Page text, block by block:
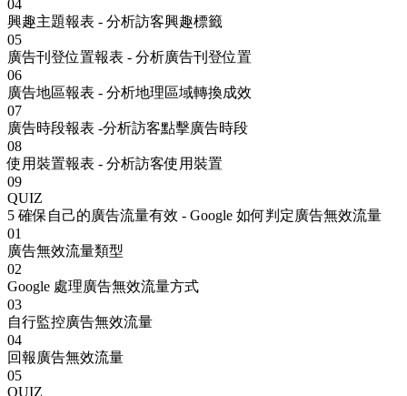
04
興趣主題報表 - 分析訪客興趣標籤
05
廣告刊登位置報表 - 分析廣告刊登位置
06
廣告地區報表 - 分析地理區域轉換成效
07
廣告時段報表 -分析訪客點擊廣告時段
08
使用裝置報表 - 分析訪客使用裝置
09
QUIZ
5 確保自己的廣告流量有效 - Google 如何判定廣告無效流量
01
廣告無效流量類型
02
Google 處理廣告無效流量方式
03
自行監控廣告無效流量
04
回報廣告無效流量
05
QUIZ